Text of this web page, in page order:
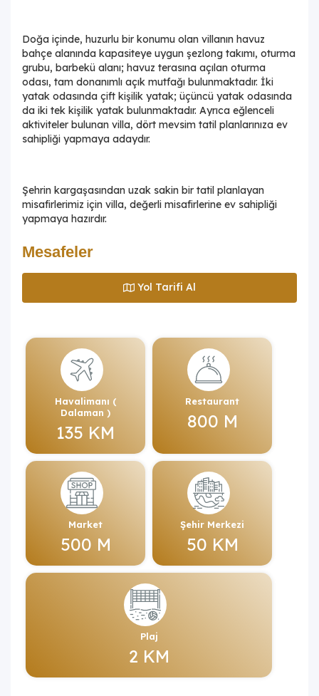
Doğa içinde, huzurlu bir konumu olan villanın havuz
bahçe alanında kapasiteye uygun şezlong takımı, oturma
grubu, barbekü alanı; havuz terasına açılan oturma
odası, tam donanımlı açık mutfağı bulunmaktadır. İki
yatak odasında çift kişilik yatak; üçüncü yatak odasında
da iki tek kişilik yatak bulunmaktadır. Ayrıca eğlenceli
aktiviteler bulunan villa, dört mevsim tatil planlarınıza ev
sahipliği yapmaya adaydır.
Şehrin kargaşasından uzak sakin bir tatil planlayan
misafirlerimiz için villa, değerli misafirlerine ev sahipliği
yapmaya hazırdır.
Mesafeler
Yol Tarifi Al
Havalimanı (
Dalaman )
135 KM
Restaurant
800 M
Market
500 M
Şehir Merkezi
50 KM
Plaj
2 KM